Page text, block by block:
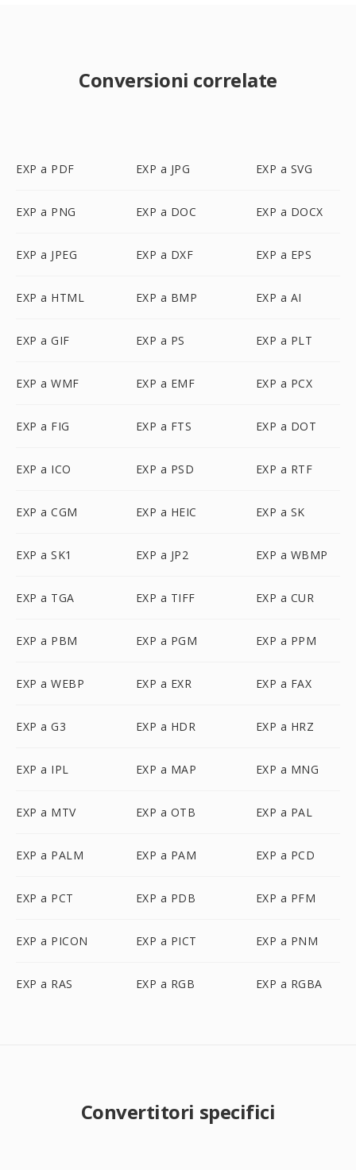
Conversioni correlate
EXP a PDF EXP a JPG EXP a SVG
EXP a PNG EXP a DOC EXP a DOCX
EXP a JPEG EXP a DXF EXP a EPS
EXP a HTML EXP a BMP EXP a AI
EXP a GIF EXP a PS EXP a PLT
EXP a WMF EXP a EMF EXP a PCX
EXP a FIG EXP a FTS EXP a DOT
EXP a ICO EXP a PSD EXP a RTF
EXP a CGM EXP a HEIC EXP a SK
EXP a SK1 EXP a JP2 EXP a WBMP
EXP a TGA EXP a TIFF EXP a CUR
EXP a PBM EXP a PGM EXP a PPM
EXP a WEBP EXP a EXR EXP a FAX
EXP a G3 EXP a HDR EXP a HRZ
EXP a IPL EXP a MAP EXP a MNG
EXP a MTV EXP a OTB EXP a PAL
EXP a PALM EXP a PAM EXP a PCD
EXP a PCT EXP a PDB EXP a PFM
EXP a PICON EXP a PICT EXP a PNM
EXP a RAS EXP a RGB EXP a RGBA
Convertitori specifici